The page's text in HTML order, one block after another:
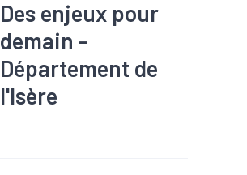
Des enjeux pour
demain -
Département de
l'Isère